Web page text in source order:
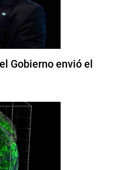
Gobierno envió el